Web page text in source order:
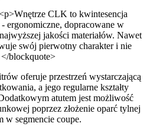
CLK to kwintesencja
ergonomiczne, dopracowane w
jakości materiałów. Nawet
swój pierwotny charakter i nie
blockquote>
oferuje przestrzeń wystarczającą
a jego regularne kształty
atutem jest możliwość
poprzez złożenie oparć tylnej
w segmencie coupe.